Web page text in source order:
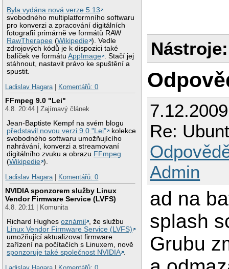
Byla vydána nová verze 5.13
svobodného multiplatformního softwaru
pro konverzi a zpracování digitálních
fotografií primárně ve formátů RAW
RawTherapee (Wikipedie ). Vedle
zdrojových kódů je k dispozici také
balíček ve formátuAppImage . Stačí jej
stáhnout, nastavit právo ke spuštění a
spustit.
Ladislav Hagara| Komentářů: 0
FFmpeg 9.0 "Lei"
4.8. 20:44 | Zajímavý článek
Jean-Baptiste Kempf na svém blogu
představil novou verzi 9.0 "Lei"
kolekce
svobodného softwaru umožňujícího
nahrávání, konverzi a streamovaní
digitálního zvuku a obrazu FFmpeg
(Wikipedie ).
Ladislav Hagara| Komentářů: 0
NVIDIA sponzorem služby Linux
Vendor Firmware Service (LVFS)
4.8. 20:11 | Komunita
Richard Hughesoznámil
, že službu
Linux Vendor Firmware Service (LVFS)
umožňující aktualizovat firmware
zařízení na počítačích s Linuxem, nově
sponzoruje také společnost NVIDIA .
Nástroje:
Re:
Admin
ad na
splash
Grubu